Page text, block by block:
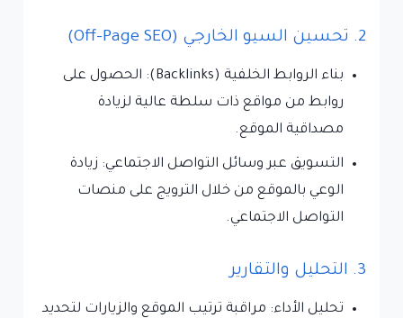
2. تحسين السيو الخارجي (Off-Page SEO)
بناء الروابط الخلفية (Backlinks): الحصول على
روابط من مواقع ذات سلطة عالية لزيادة
مصداقية الموقع.
التسويق عبر وسائل التواصل الاجتماعي: زيادة
الوعي بالموقع من خلال الترويج على منصات
التواصل الاجتماعي.
3. التحليل والتقارير
تحليل الأداء: مراقبة ترتيب الموقع والزيارات لتحديد